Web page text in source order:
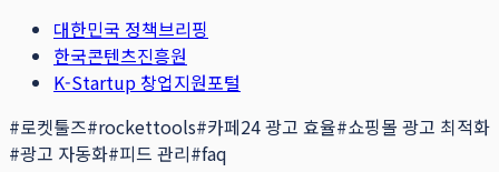
대한민국 정책브리핑
한국콘텐츠진흥원
K-Startup 창업지원포털
#로켓툴즈#rockettools#카페24 광고 효율#쇼핑몰 광고 최적화
#광고 자동화#피드 관리#faq